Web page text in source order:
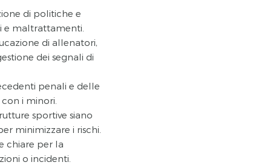
di politiche e
e maltrattamenti.
di allenatori,
dei segnali di
penali e delle
i minori.
sportive siano
minimizzare i rischi.
chiare per la
o incidenti.